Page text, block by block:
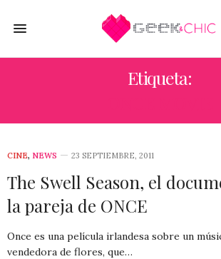
Etiqueta:
CINE, NEWS 23 SEPTIEMBRE, 2011
The Swell Season, el
la pareja de ONCE
Once es una película irlandesa sobre un
vendedora de flores, que…